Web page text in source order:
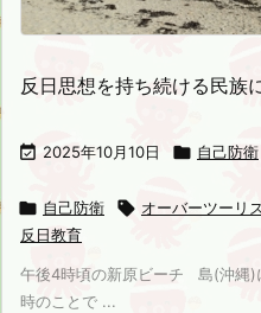
反日思想を持ち続ける民族
 2025年10月10日  自己防衛
 自己防衛  オーバーツーリ
反日教育
午後4時頃の新原ビーチ 島(沖縄)
時のことで ...